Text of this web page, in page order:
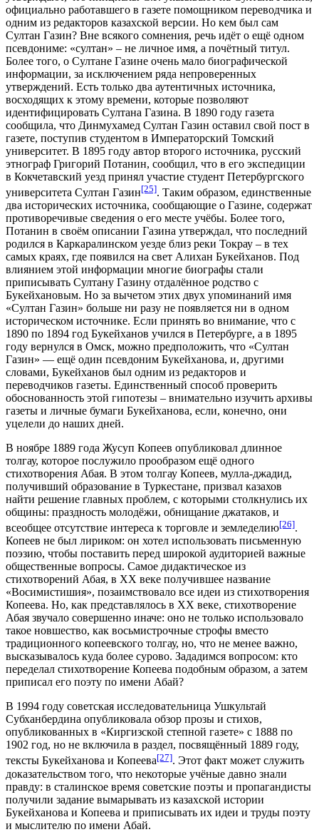
официально работавшего в газете помощником переводчика и
одним из редакторов казахской версии. Но кем был сам
Султан Газин? Вне всякого сомнения, речь идёт о ещё одном
псевдониме: «султан» – не личное имя, а почётный титул.
Более того, о Султане Газине очень мало биографической
информации, за исключением ряда непроверенных
утверждений. Есть только два аутентичных источника,
восходящих к этому времени, которые позволяют
идентифицировать Султана Газина. В 1890 году газета
сообщила, что Динмухамед Султан Газин оставил свой пост в
газете, поступив студентом в Императорский Томский
университет. В 1895 году автор второго источника, русский
этнограф Григорий Потанин, сообщил, что в его экспедиции
в Кокчетавский уезд принял участие студент Петербургского
университета Султан Газин[25]. Таким образом, единственные
два исторических источника, сообщающие о Газине, содержат
противоречивые сведения о его месте учёбы. Более того,
Потанин в своём описании Газина утверждал, что последний
родился в Каркаралинском уезде близ реки Токрау – в тех
самых краях, где появился на свет Алихан Букейханов. Под
влиянием этой информации многие биографы стали
приписывать Султану Газину отдалённое родство с
Букейхановым. Но за вычетом этих двух упоминаний имя
«Султан Газин» больше ни разу не появляется ни в одном
историческом источнике. Если принять во внимание, что с
1890 по 1894 год Букейханов учился в Петербурге, а в 1895
году вернулся в Омск, можно предположить, что «Султан
Газин» — ещё один псевдоним Букейханова, и, другими
словами, Букейханов был одним из редакторов и
переводчиков газеты. Единственный способ проверить
обоснованность этой гипотезы – внимательно изучить архивы
газеты и личные бумаги Букейханова, если, конечно, они
уцелели до наших дней.
В ноябре 1889 года Жусуп Копеев опубликовал длинное
толгау, которое послужило прообразом ещё одного
стихотворения Абая. В этом толгау Копеев, мулла-джадид,
получивший образование в Туркестане, призвал казахов
найти решение главных проблем, с которыми столкнулись их
общины: праздность молодёжи, обнищание джатаков, и
всеобщее отсутствие интереса к торговле и земледелию[26].
Копеев не был лириком: он хотел использовать письменную
поэзию, чтобы поставить перед широкой аудиторией важные
общественные вопросы. Самое дидактическое из
стихотворений Абая, в XX веке получившее название
«Восимистишия», позаимствовало все идеи из стихотворения
Копеева. Но, как представлялось в XX веке, стихотворение
Абая звучало совершенно иначе: оно не только использовало
такое новшество, как восьмистрочные строфы вместо
традиционного копеевского толгау, но, что не менее важно,
высказывалось куда более сурово. Зададимся вопросом: кто
переделал стихотворение Копеева подобным образом, а затем
приписал его поэту по имени Абай?
В 1994 году советская исследовательница Ушкультай
Субханбердина опубликовала обзор прозы и стихов,
опубликованных в «Киргизской степной газете» с 1888 по
1902 год, но не включила в раздел, посвящённый 1889 году,
тексты Букейханова и Копеева[27]. Этот факт может служить
доказательством того, что некоторые учёные давно знали
правду: в сталинское время советские поэты и пропагандисты
получили задание вымарывать из казахской истории
Букейханова и Копеева и приписывать их идеи и труды поэту
и мыслителю по имени Абай.